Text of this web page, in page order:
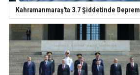
Kahramanmaraş'ta 3.7 Şiddetinde Deprem